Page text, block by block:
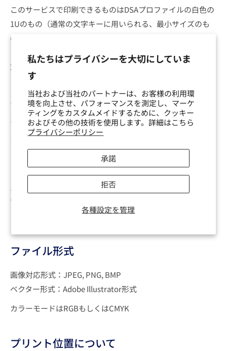
私たちはプライバシーを大切にしていま
す
当社および当社のパートナーは、お客様の利用環
境を向上させ、パフォーマンスを測定し、マーケ
ティングをカスタムメイドするために、クッキー
およびその他の技術を使用します。詳細はこちら
プライバシーポリシー
各種設定を管理
承諾
拒否
このサービスで印刷できるものはDSAプロファイルの白色の
1Uのもの（通常の文字キーに用いられる、最小サイズのも
の）となります。
※1U以外の幅のものやISO Enterキーなどは現在はサービス
対象ではございません。
ルを送ってください。
お好みの絵をキーキャップにプリントします。
アップロードした画像をキーキャップ上面の中心にプリント
します。側面へのプリントは出来ません。
※データの差し替えにつきましては、データの受領済みメー
ル後は差し替えができない場合がございます。
でも確認していただいた上ご入稿のほどよろしくお願いいた
ファイル形式
画像対応形式：JPEG, PNG, BMP
ベクター形式：Adobe Illustrator形式
カラーモードはRGBもしくはCMYK
プリント位置について